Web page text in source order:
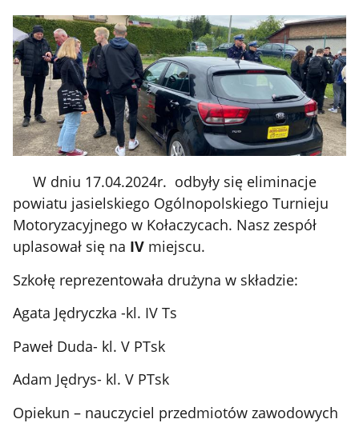
W dniu 17.04.2024r. odbyły się eliminacje
powiatu jasielskiego Ogólnopolskiego Turnieju
Motoryzacyjnego w Kołaczycach. Nasz zespół
uplasował się na IVmiejscu.
Szkołę reprezentowała drużyna w składzie:
Agata Jędryczka -kl. IV Ts
Paweł Duda- kl. V PTsk
Adam Jędrys- kl. V PTsk
Opiekun – nauczyciel przedmiotów zawodowych